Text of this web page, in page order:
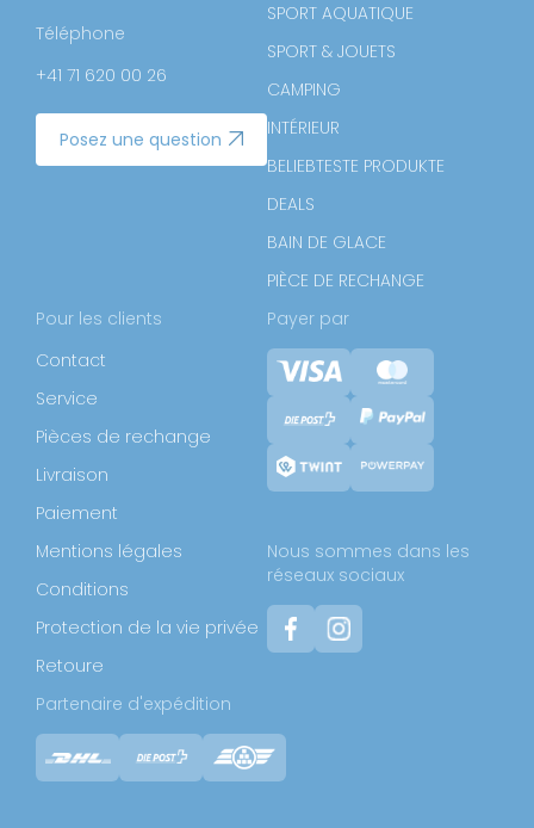
Téléphone
+41 71 620 00 26
Posez une question
SPORT AQUATIQUE
SPORT & JOUETS
CAMPING
INTÉRIEUR
BELIEBTESTE PRODUKTE
DEALS
BAIN DE GLACE
PIÈCE DE RECHANGE
Pour les clients
Contact
Service
Pièces de rechange
Livraison
Paiement
Mentions légales
Conditions
Protection de la vie privée
Retoure
Payer par
Nous sommes dans les
réseaux sociaux
Partenaire d'expédition